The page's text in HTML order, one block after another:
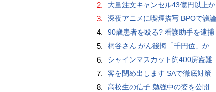
2. 大量注文キャンセル43億円以上か
3. 深夜アニメに喫煙描写 BPOで議
4. 90歳患者を殴る? 看護助手を逮捕
5. 桐谷さん がん後悔「千円位」か
6. シャインマスカット約400房盗難
7. 客を閉め出します SAで徹底対策
8. 高校生の信子 勉強中の姿を公開